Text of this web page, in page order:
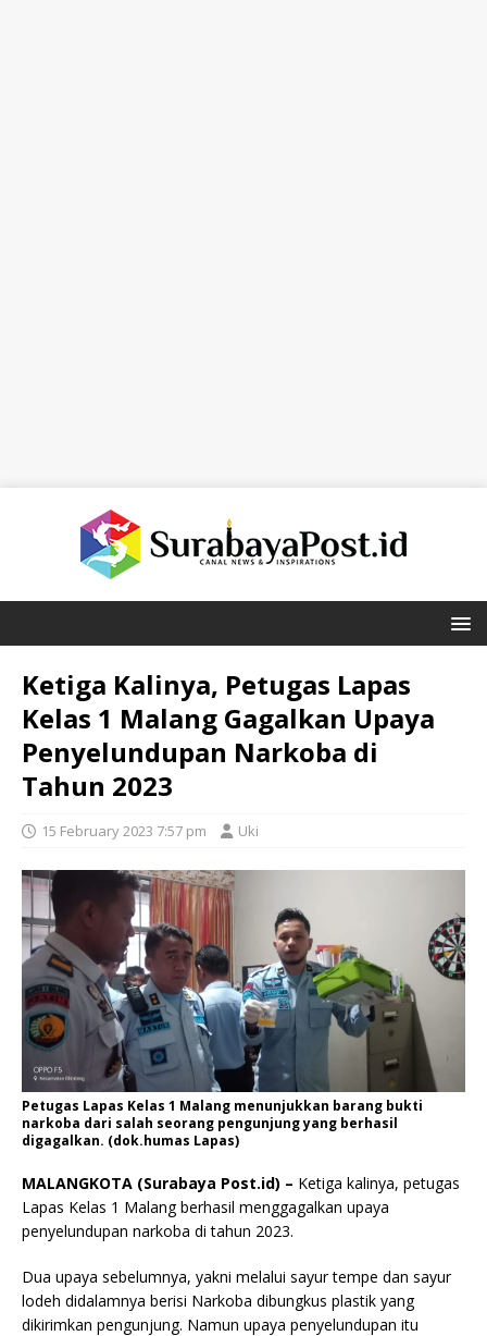
Ketiga Kalinya, Petugas Lapas
Kelas 1 Malang Gagalkan Upaya
Penyelundupan Narkoba di
Tahun 2023
15 February 2023 7:57 pm Uki
Petugas Lapas Kelas 1 Malang menunjukkan barang bukti
narkoba dari salah seorang pengunjung yang berhasil
digagalkan. (dok.humas Lapas)
MALANGKOTA (Surabaya Post.id) – Ketiga kalinya, petugas
Lapas Kelas 1 Malang berhasil menggagalkan upaya
penyelundupan narkoba di tahun 2023.
Dua upaya sebelumnya, yakni melalui sayur tempe dan sayur
lodeh didalamnya berisi Narkoba dibungkus plastik yang
dikirimkan pengunjung. Namun upaya penyelundupan itu